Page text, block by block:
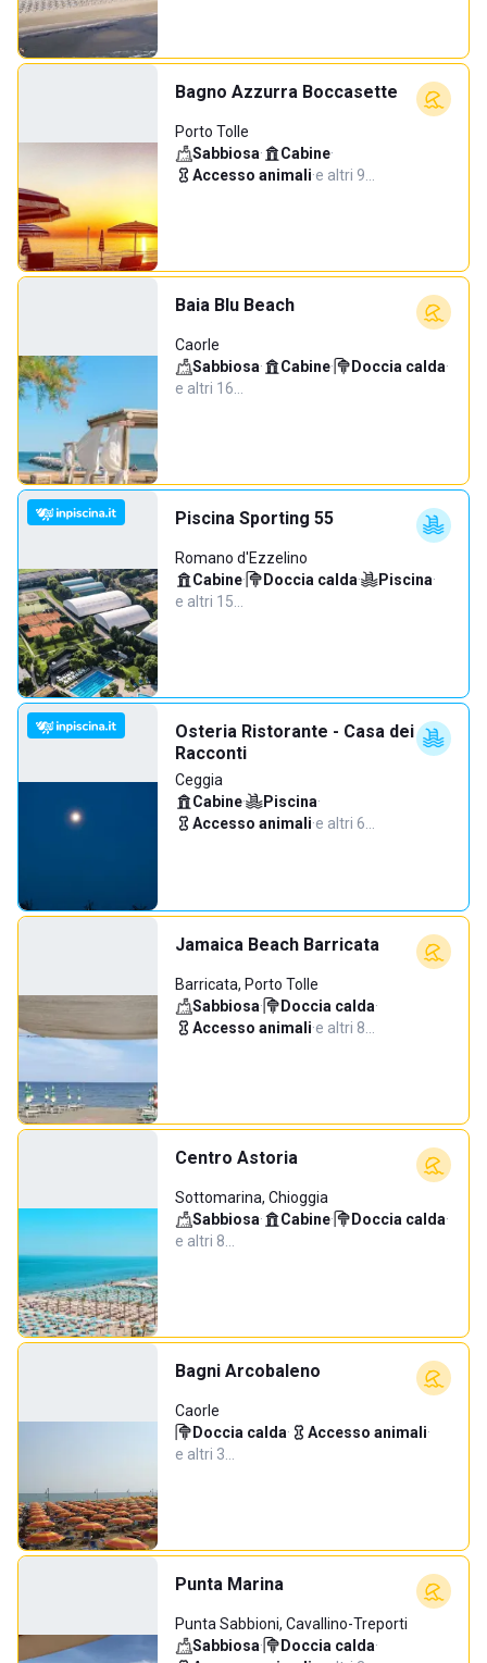
Bagno Azzurra Boccasette
Porto Tolle
Sabbiosa· Cabine·
Accesso animali·e altri 9…
Baia Blu Beach
Caorle
Sabbiosa· Cabine· Doccia calda·
e altri 16…
Piscina Sporting 55
Romano d'Ezzelino
Cabine· Doccia calda· Piscina·
e altri 15…
Osteria Ristorante - Casa dei
Racconti
Ceggia
Cabine· Piscina·
Accesso animali·e altri 6…
Jamaica Beach Barricata
Barricata, Porto Tolle
Sabbiosa· Doccia calda·
Accesso animali·e altri 8…
Centro Astoria
Sottomarina, Chioggia
Sabbiosa· Cabine· Doccia calda·
e altri 8…
Bagni Arcobaleno
Caorle
Doccia calda· Accesso animali·
e altri 3…
Punta Marina
Punta Sabbioni, Cavallino-Treporti
Sabbiosa· Doccia calda·